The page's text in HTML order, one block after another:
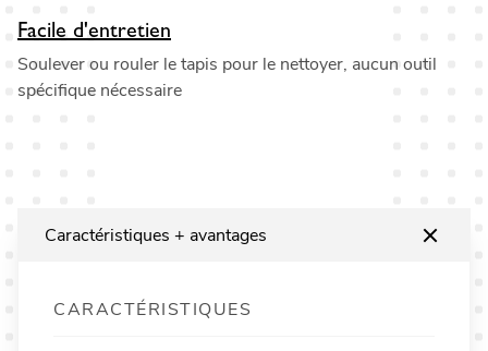
Facile d'entretien
Soulever ou rouler le tapis pour le nettoyer, aucun outil
spécifique nécessaire
Caractéristiques + avantages
CARACTÉRISTIQUES